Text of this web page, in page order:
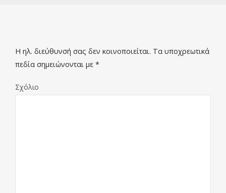
Η ηλ. διεύθυνσή σας δεν κοινοποιείται. Τα υποχρεωτικά
πεδία σημειώνονται με *
Σχόλιο